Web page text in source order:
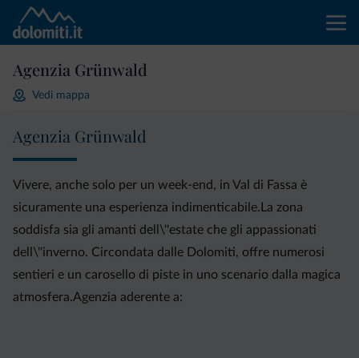
Agenzia Grünwald
Vedi mappa
Agenzia Grünwald
Vivere, anche solo per un week-end, in Val di Fassa è
sicuramente una esperienza indimenticabile.La zona
soddisfa sia gli amanti dell\''estate che gli appassionati
dell\''inverno. Circondata dalle Dolomiti, offre numerosi
sentieri e un carosello di piste in uno scenario dalla magica
atmosfera.Agenzia aderente a: